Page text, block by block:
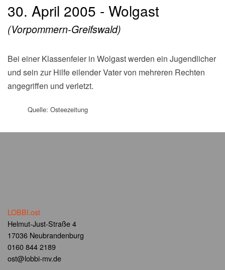
30. April 2005 - Wolgast
(Vorpommern-Greifswald)
Bei einer Klassenfeier in Wolgast werden ein Jugendlicher
und sein zur Hilfe eilender Vater von mehreren Rechten
angegriffen und verletzt.
Quelle: Osteezeitung
LOBBI.ost
Helmut-Just-Straße 4
17036 Neubrandenburg
0160 844 2189
ost@lobbi-mv.de